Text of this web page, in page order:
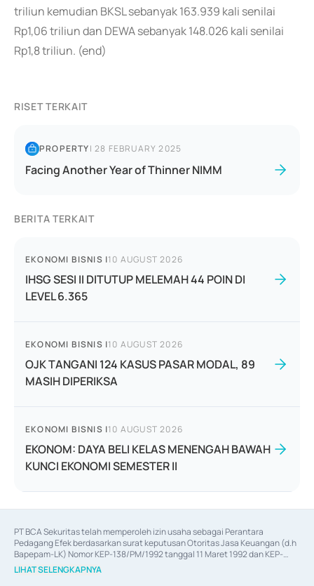
triliun kemudian BKSL sebanyak 163.939 kali senilai
Rp1,06 triliun dan DEWA sebanyak 148.026 kali senilai
Rp1,8 triliun. (end)
RISET TERKAIT
PROPERTY|28 FEBRUARY 2025
Facing Another Year of Thinner NIMM
BERITA TERKAIT
EKONOMI BISNIS |10 AUGUST 2026
IHSG SESI II DITUTUP MELEMAH 44 POIN DI
LEVEL 6.365
EKONOMI BISNIS |10 AUGUST 2026
OJK TANGANI 124 KASUS PASAR MODAL, 89
MASIH DIPERIKSA
EKONOMI BISNIS |10 AUGUST 2026
EKONOM: DAYA BELI KELAS MENENGAH BAWAH
KUNCI EKONOMI SEMESTER II
PT BCA Sekuritas telah memperoleh izin usaha sebagai Perantara
Pedagang Efek berdasarkan surat keputusan Otoritas Jasa Keuangan (d.h
Bapepam-LK) Nomor KEP-138/PM/1992 tanggal 11 Maret 1992 dan KEP-
06/D.04/2014 tanggal 28 Februari 2014, izin usaha sebagai Penjamin Emisi
Efek berdasarkan surat keputusan Otoritas Jasa Keuangan Nomor KEP-
LIHAT SELENGKAPNYA